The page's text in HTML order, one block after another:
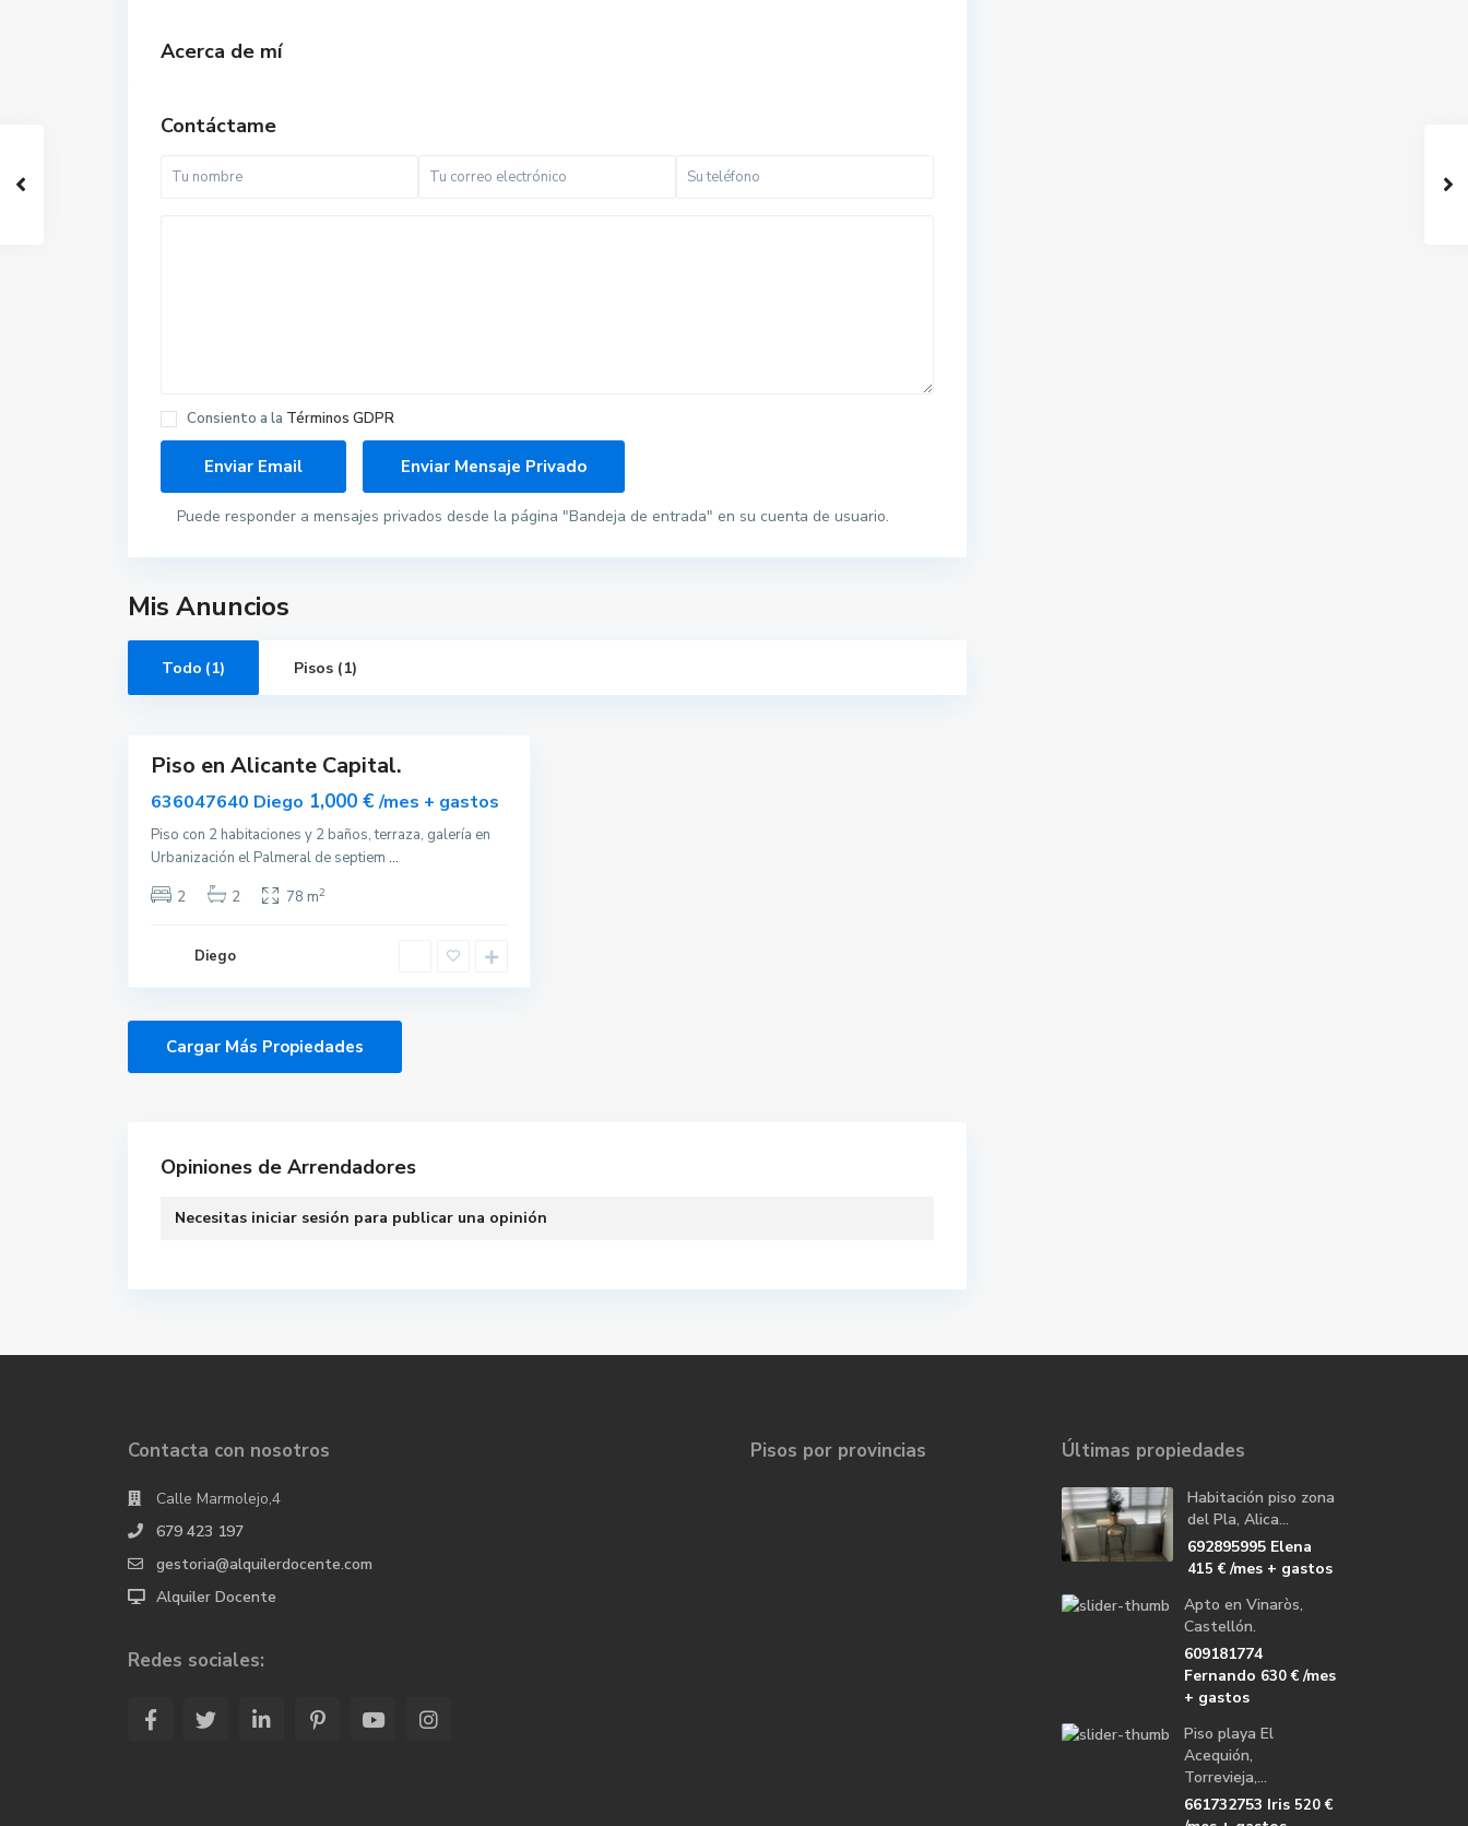
Acerca de mí
Contáctame
Consiento a la Términos GDPR
Puede responder a mensajes privados desde la página "Bandeja de entrada" en su cuenta de usuario.
Mis Anuncios
Todo (1) Pisos (1)
A
i
Piso en Alicante Capital.
636047640 Diego 1,000 €/mes + gastos
Piso con 2 habitaciones y 2 baños, terraza, galería en
Urbanización el Palmeral de septiem ...
2
2 78 m2
Diego
Opiniones de Arrendadores
Necesitas iniciar sesión para publicar una opinión
Contacta con nosotros
Calle Marmolejo,4
679 423 197
gestoria@alquilerdocente.com
Alquiler Docente
Redes sociales:
Pisos por provincias Últimas propiedades
Habitación piso zona
del Pla, Alica...
692895995 Elena
415 €/mes + gastos
Apto en Vinaròs,
Castellón.
609181774
Fernando 630 €/mes
+ gastos
Piso playa El
Acequión,
Torrevieja,...
661732753 Iris 520 €